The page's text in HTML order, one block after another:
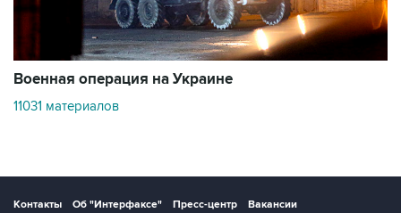
Военная операция на Украине
11031 материалов
Контакты Об "Интерфаксе" Пресс-центр
Вакансии